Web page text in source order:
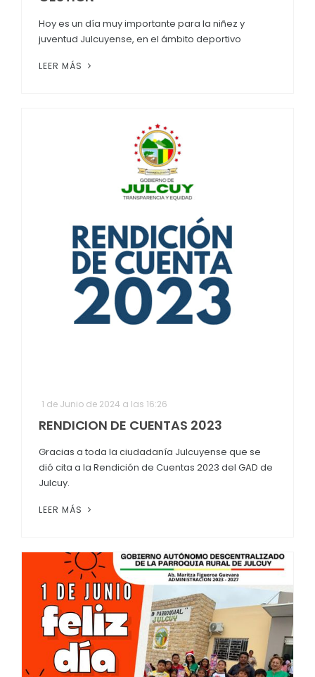
Hoy es un día muy importante para la niñez y
juventud Julcuyense, en el ámbito deportivo
LEER MÁS
1 de Junio de 2024 a las 16:26
RENDICION DE CUENTAS 2023
Gracias a toda la ciudadanía Julcuyense que se
dió cita a la Rendición de Cuentas 2023 del GAD de
Julcuy.
LEER MÁS